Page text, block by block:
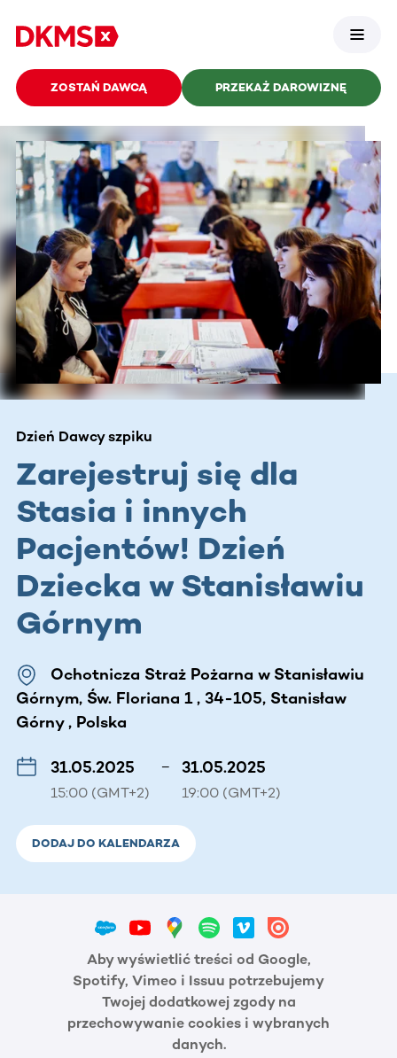
ZOSTAŃ DAWCĄ PRZEKAŻ DAROWIZNĘ
Dzień Dawcy szpiku
Zarejestruj się dla
Stasia i innych
Pacjentów! Dzień
Dziecka w Stanisławiu
Górnym
Ochotnicza Straż Pożarna w Stanisławiu
Górnym, Św. Floriana 1 , 34-105, Stanisław
Górny , Polska
31.05.2025
15:00 (GMT+2)
– 31.05.2025
19:00 (GMT+2)
DODAJ DO KALENDARZA
Aby wyświetlić treści od Google,
Spotify, Vimeo i Issuu potrzebujemy
Twojej dodatkowej zgody na
przechowywanie cookies i wybranych
danych.